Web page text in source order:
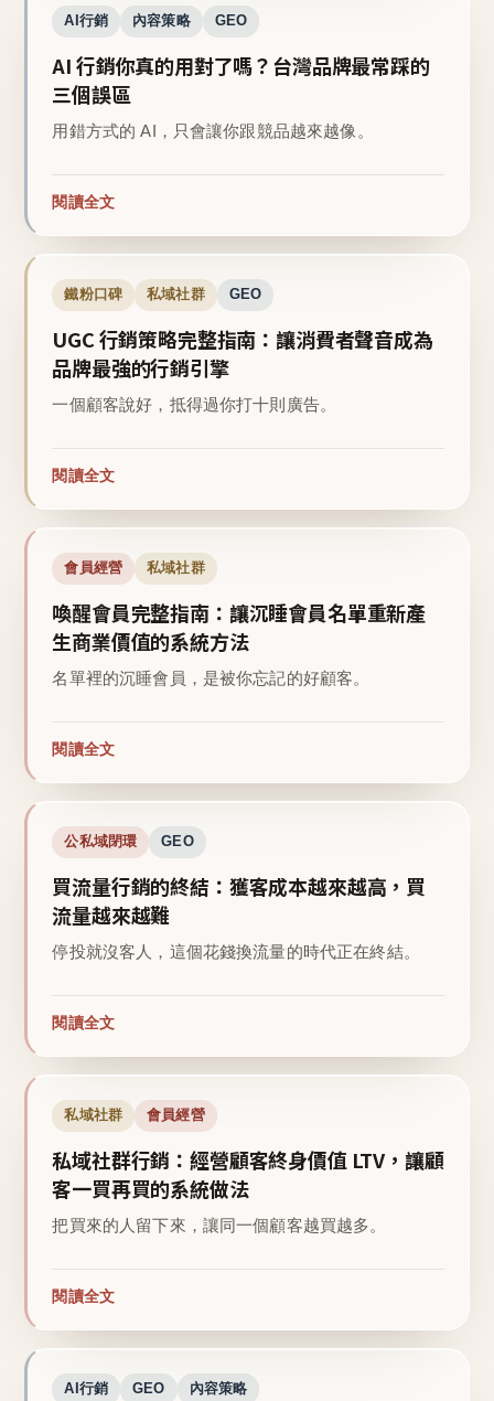
AI行銷 內容策略 GEO
AI 行銷你真的用對了嗎？台灣品牌最常踩的
三個誤區
用錯方式的 AI，只會讓你跟競品越來越像。
閱讀全文
鐵粉口碑 私域社群 GEO
UGC 行銷策略完整指南：讓消費者聲音成為
品牌最強的行銷引擎
一個顧客說好，抵得過你打十則廣告。
閱讀全文
會員經營 私域社群
喚醒會員完整指南：讓沉睡會員名單重新產
生商業價值的系統方法
名單裡的沉睡會員，是被你忘記的好顧客。
閱讀全文
公私域閉環 GEO
買流量行銷的終結：獲客成本越來越高，買
流量越來越難
停投就沒客人，這個花錢換流量的時代正在終結。
閱讀全文
私域社群 會員經營
私域社群行銷：經營顧客終身價值 LTV，讓顧
客一買再買的系統做法
把買來的人留下來，讓同一個顧客越買越多。
閱讀全文
AI行銷 GEO 內容策略